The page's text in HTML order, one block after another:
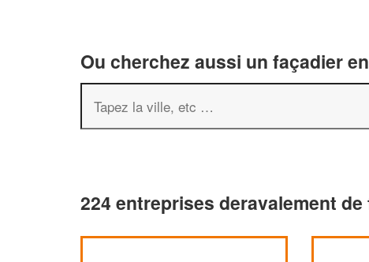
Ou cherchez aussi un façadier
224 entreprises deravalement de